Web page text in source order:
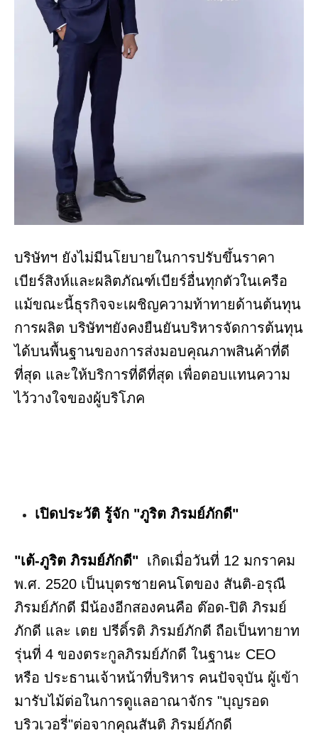
บริษัทฯ ยังไม่มีนโยบายในการปรับขึ้นราคา
เบียร์สิงห์และผลิตภัณฑ์เบียร์อื่นทุกตัวในเครือ
แม้ขณะนี้ธุรกิจจะเผชิญความท้าทายด้านต้นทุน
การผลิต บริษัทฯยังคงยืนยันบริหารจัดการต้นทุน
ได้บนพื้นฐานของการส่งมอบคุณภาพสินค้าที่ดี
ที่สุด และให้บริการที่ดีที่สุด เพื่อตอบแทนความ
ไว้วางใจของผู้บริโภค
เปิดประวัติ รู้จัก "ภูริต ภิรมย์ภักดี"
"เต้-ภูริต ภิรมย์ภักดี" เกิดเมื่อวันที่ 12 มกราคม
พ.ศ. 2520 เป็นบุตรชายคนโตของ สันติ-อรุณี
ภิรมย์ภักดี มีน้องอีกสองคนคือ ต๊อด-ปิติ ภิรมย์
ภักดี และ เตย ปรีดิ์รติ ภิรมย์ภักดี ถือเป็นทายาท
รุ่นที่ 4 ของตระกูลภิรมย์ภักดี ในฐานะ CEO
หรือ ประธานเจ้าหน้าที่บริหาร คนปัจจุบัน ผู้เข้า
มารับไม้ต่อในการดูแลอาณาจักร "บุญรอด
บริวเวอรี่"ต่อจากคุณสันติ ภิรมย์ภักดี